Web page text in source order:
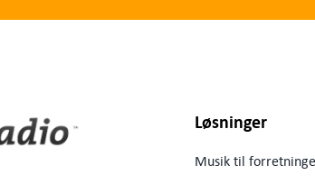
Løsninger
Musik til